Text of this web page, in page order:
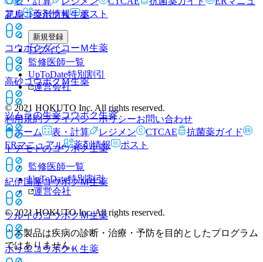
花扇コウボクＫ生薬
コウボクダイコーＭ生薬
高砂コウボクＭ生薬
ツムラの生薬コウボク生薬
トチモトのコウボク生薬
紀伊国屋コウボクＭ生薬
ツルイのコウボクＭ生薬
ホリエコウボクＫ 生薬
アル
薬剤情報 ポスト
新規登録
ログイン
監修医師一覧
UpToDate特別割引
運営会社
© 2021 HOKUTO Inc. All rights reserved.
利用規約プライバシーポリシーお問い合わせ
ホーム
表・計算 レジメン CTCAE
抗菌薬ガイド
ERマニュアル
薬剤情報 ポスト
監修医師一覧
UpToDate特別割引
運営会社
© 2021 HOKUTO Inc. All rights reserved.
※本製品は疾病の診断・治療・予防を目的としたプログラム
ではありません。